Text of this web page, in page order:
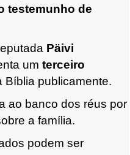
testemunho de
Päivi
um terceiro
Bíblia publicamente.
ao banco dos réus por
a família.
podem ser